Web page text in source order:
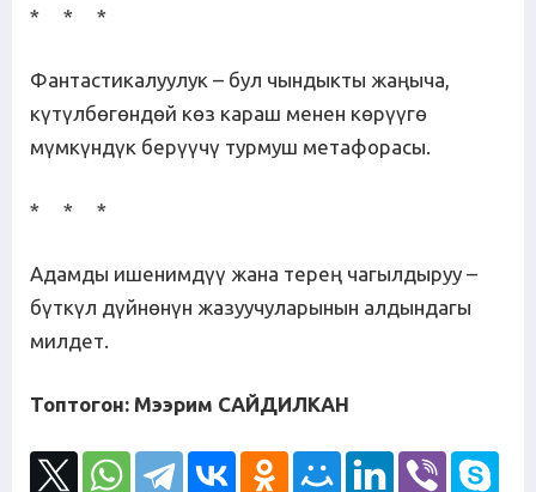
* * *
Фантастикалуулук – бул чындыкты жаңыча,
күтүлбөгөндөй көз караш менен көрүүгө
мүмкүндүк берүүчү турмуш метафорасы.
* * *
Адамды ишенимдүү жана терең чагылдыруу –
бүткүл дүйнөнүн жазуучуларынын алдындагы
милдет.
Топтогон: Мээрим САЙДИЛКАН